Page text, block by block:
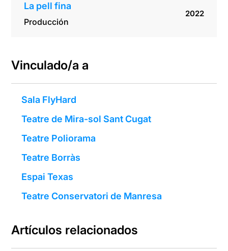
La pell fina
Producción
2022
Vinculado/a a
Sala FlyHard
Teatre de Mira-sol Sant Cugat
Teatre Poliorama
Teatre Borràs
Espai Texas
Teatre Conservatori de Manresa
Artículos relacionados